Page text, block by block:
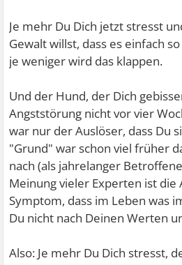
Je mehr Du Dich jetzt stresst
Gewalt willst, dass es einfach
je weniger wird das klappen.
Und der Hund, der Dich
Angststörung nicht vor vier
war nur der Auslöser, dass Du
"Grund" war schon viel früher
nach (als jahrelanger
Meinung vieler Experten ist die
Symptom, dass im Leben was
Du nicht nach Deinen Werten
Also: Je mehr Du Dich stresst,